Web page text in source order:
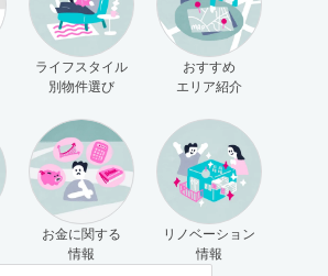
ライフスタイル
別物件選び
おすすめ
エリア紹介
お金に関する
情報
リノベーション
情報